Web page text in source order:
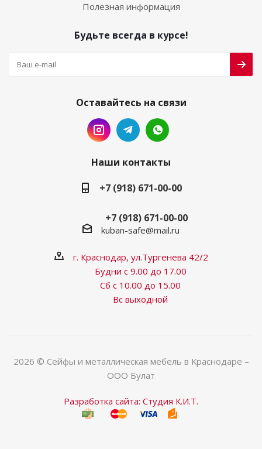
Полезная информация
Будьте всегда в курсе!
Оставайтесь на связи
Наши контакты
+7 (918) 671-00-00
+7 (918) 671-00-00
kuban-safe@mail.ru
г. Краснодар, ул.Тургенева 42/2
Будни с 9.00 до 17.00
Сб с 10.00 до 15.00
Вс выходной
2026 © Сейфы и металлическая мебель в Краснодаре –
ООО Булат
Разработка сайта: Студия К.И.Т.